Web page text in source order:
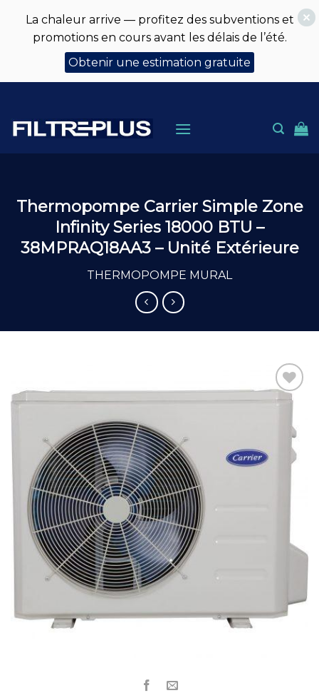
content
Thermopompe Carrier Simple Zone
Infinity Series 18000 BTU –
38MPRAQ18AA3 – Unité Extérieure
THERMOPOMPE MURAL
Add to
La chaleur arrive — profitez des subventions et
promotions en cours avant les délais de l’été.
Obtenir une estimation gratuite